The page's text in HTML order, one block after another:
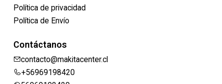
Política de privacidad
Política de Envío
Contáctanos
contacto@makitacenter.cl
+56969198420